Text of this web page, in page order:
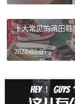
十大常见的莆田
2022-03-05